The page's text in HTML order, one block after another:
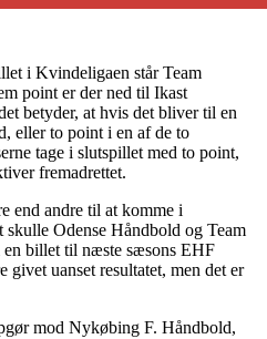
i Kvindeligaen står Team
point er der ned til Ikast
betyder, at hvis det bliver til en
eller to point i en af de to
tage i slutspillet med to point,
fremadrettet.
end andre til at komme i
skulle Odense Håndbold og Team
billet til næste sæsons EHF
uanset resultatet, men det er
mod Nykøbing F. Håndbold,